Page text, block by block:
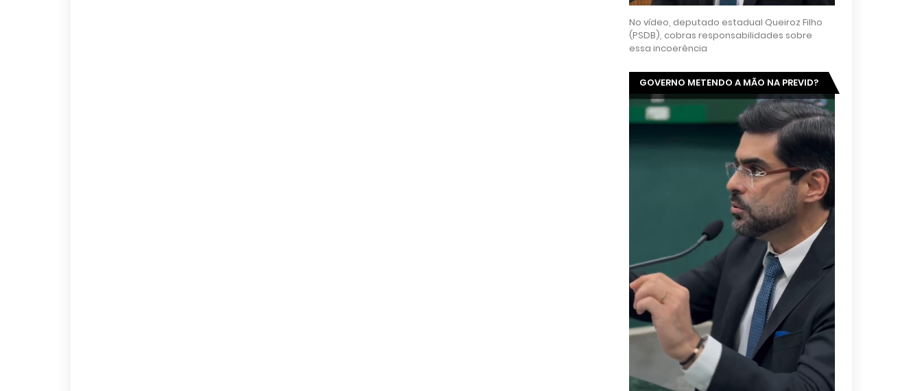
No vídeo, deputado estadual Queiroz Filho
(PSDB), cobras responsabilidades sobre
essa incoerência
GOVERNO METENDO A MÃO NA PREVID?